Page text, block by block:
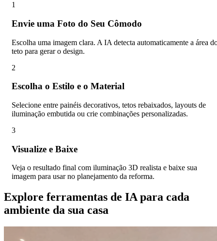
1
Envie uma Foto do Seu Cômodo
Escolha uma imagem clara. A IA detecta automaticamente a área
teto para gerar o design.
2
Escolha o Estilo e o Material
Selecione entre painéis decorativos, tetos rebaixados, layouts de
iluminação embutida ou crie combinações personalizadas.
3
Visualize e Baixe
Veja o resultado final com iluminação 3D realista e baixe sua
imagem para usar no planejamento da reforma.
Explore ferramentas de IA para cada
ambiente da sua casa